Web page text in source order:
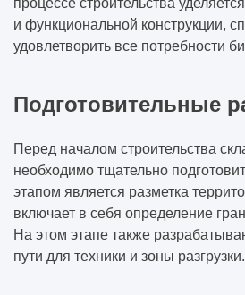
процессе строительства
и функциональной конструкции,
удовлетворить все потребности
Подготовительные
Перед началом строительства
необходимо тщательно
этапом является разметка
включает в себя определение
На этом этапе также
пути для техники и зоны разгрузки.